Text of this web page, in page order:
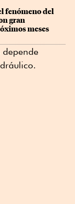
fenómeno del
gran
meses